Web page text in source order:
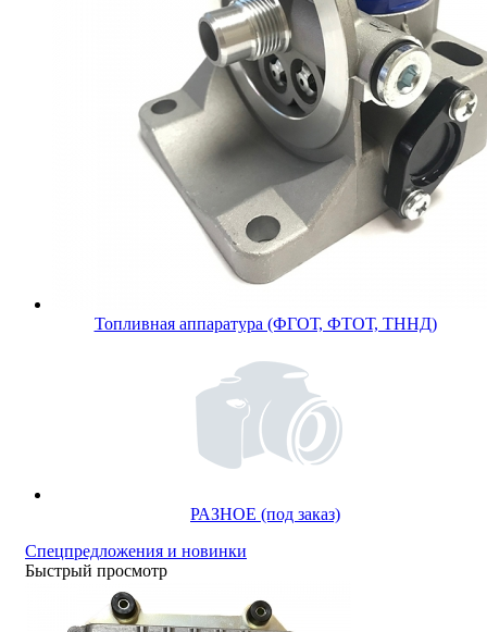
Топливная аппаратура (ФГОТ, ФТОТ, ТННД)
РАЗНОЕ (под заказ)
Спецпредложения и новинки
Быстрый просмотр